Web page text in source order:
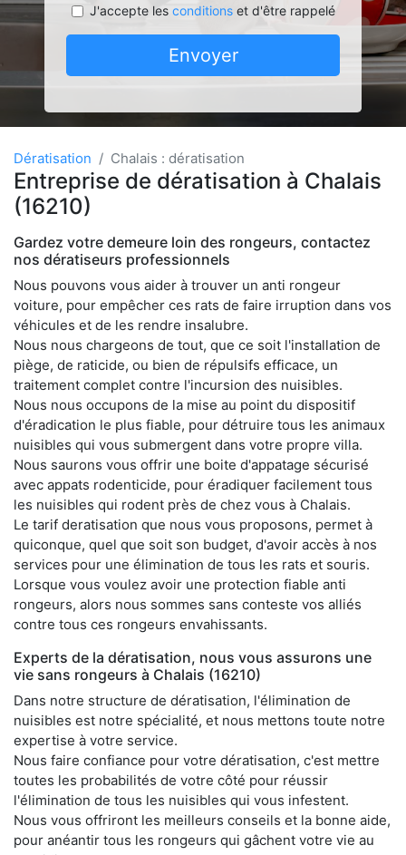
J'accepte les conditionset d'être rappelé
Envoyer
Dératisation Chalais : dératisation
Entreprise de dératisation à Chalais
(16210)
Gardez votre demeure loin des rongeurs, contactez
nos dératiseurs professionnels
Nous pouvons vous aider à trouver un anti rongeur
voiture, pour empêcher ces rats de faire irruption dans vos
véhicules et de les rendre insalubre.
Nous nous chargeons de tout, que ce soit l'installation de
piège, de raticide, ou bien de répulsifs efficace, un
traitement complet contre l'incursion des nuisibles.
Nous nous occupons de la mise au point du dispositif
d'éradication le plus fiable, pour détruire tous les animaux
nuisibles qui vous submergent dans votre propre villa.
Nous saurons vous offrir une boite d'appatage sécurisé
avec appats rodenticide, pour éradiquer facilement tous
les nuisibles qui rodent près de chez vous à Chalais.
Le tarif deratisation que nous vous proposons, permet à
quiconque, quel que soit son budget, d'avoir accès à nos
services pour une élimination de tous les rats et souris.
Lorsque vous voulez avoir une protection fiable anti
rongeurs, alors nous sommes sans conteste vos alliés
contre tous ces rongeurs envahissants.
Experts de la dératisation, nous vous assurons une
vie sans rongeurs à Chalais (16210)
Dans notre structure de dératisation, l'élimination de
nuisibles est notre spécialité, et nous mettons toute notre
expertise à votre service.
Nous faire confiance pour votre dératisation, c'est mettre
toutes les probabilités de votre côté pour réussir
l'élimination de tous les nuisibles qui vous infestent.
Nous vous offriront les meilleurs conseils et la bonne aide,
pour anéantir tous les rongeurs qui gâchent votre vie au